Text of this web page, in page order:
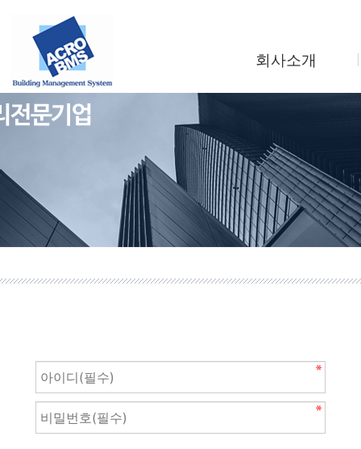
회사소개
조직도
사업소개
찾아오시는길